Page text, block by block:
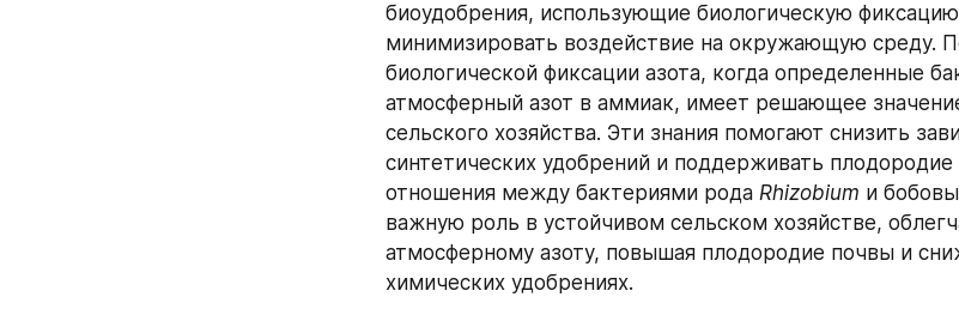
биоудобрения, использующие биологическую
минимизировать воздействие на окружающую среду.
биологической фиксации азота, когда определенные
атмосферный азот в аммиак, имеет решающее
сельского хозяйства. Эти знания помогают снизить
синтетических удобрений и поддерживать
отношения между бактериями рода Rhizobium и
важную роль в устойчивом сельском хозяйстве,
атмосферному азоту, повышая плодородие почвы и
химических удобрениях.